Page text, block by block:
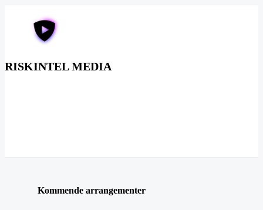
RISKINTEL MEDIA
Kommende arrangementer